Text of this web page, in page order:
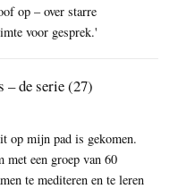
op – over starre
voor gesprek.'
– de serie (27)
op mijn pad is gekomen.
een groep van 60
te mediteren en te leren